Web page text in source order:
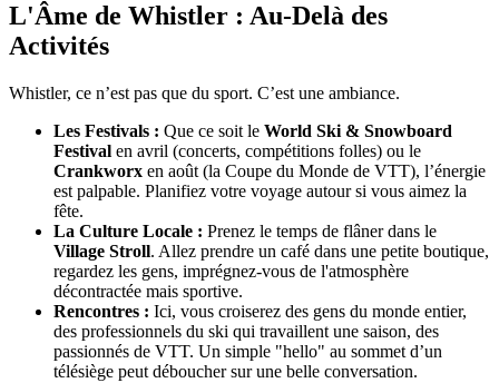
L'Âme de Whistler : Au-Delà des
Activités
Whistler, ce n’est pas que du sport. C’est une ambiance.
Les Festivals : Que ce soit le World Ski & Snowboard
Festival en avril (concerts, compétitions folles) ou le
Crankworx en août (la Coupe du Monde de VTT), l’énergie
est palpable. Planifiez votre voyage autour si vous aimez la
fête.
La Culture Locale : Prenez le temps de flâner dans le
Village Stroll. Allez prendre un café dans une petite boutique,
regardez les gens, imprégnez-vous de l'atmosphère
décontractée mais sportive.
Rencontres : Ici, vous croiserez des gens du monde entier,
des professionnels du ski qui travaillent une saison, des
passionnés de VTT. Un simple "hello" au sommet d’un
télésiège peut déboucher sur une belle conversation.